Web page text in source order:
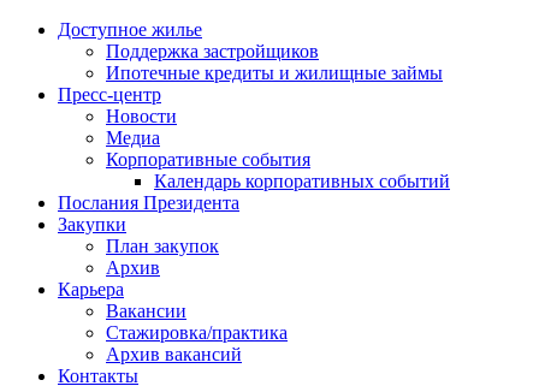
Доступное жилье
Поддержка застройщиков
Ипотечные кредиты и жилищные займы
Пресс-центр
Новости
Медиа
Корпоративные события
Календарь корпоративных событий
Послания Президента
Закупки
План закупок
Архив
Карьера
Вакансии
Стажировка/практика
Архив вакансий
Контакты